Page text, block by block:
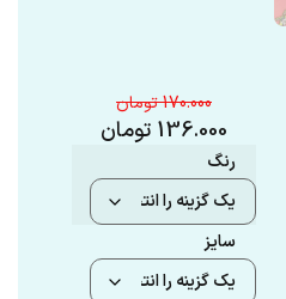
170.000
136.000 تومان
رنگ
سایز